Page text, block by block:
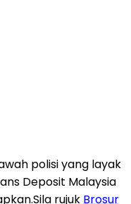
polisi yang layak
Deposit Malaysia
Sila rujuk Brosur